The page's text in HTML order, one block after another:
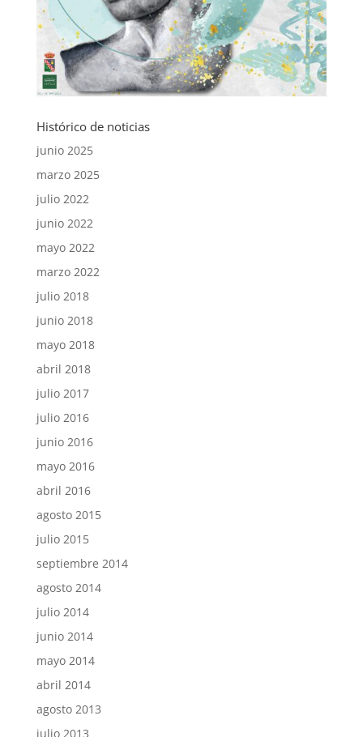
Histórico de noticias
junio 2025
marzo 2025
julio 2022
junio 2022
mayo 2022
marzo 2022
julio 2018
junio 2018
mayo 2018
abril 2018
julio 2017
julio 2016
junio 2016
mayo 2016
abril 2016
agosto 2015
julio 2015
septiembre 2014
agosto 2014
julio 2014
junio 2014
mayo 2014
abril 2014
agosto 2013
julio 2013